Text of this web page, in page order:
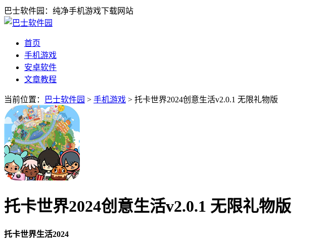
巴士软件园：纯净手机游戏下载网站
首页
手机游戏
安卓软件
文章教程
当前位置： 巴士软件园 > 手机游戏 > 托卡世界2024创意生活v2.0.1 无限礼物版
托卡世界2024创意生活v2.0.1 无限礼物版
托卡世界生活2024